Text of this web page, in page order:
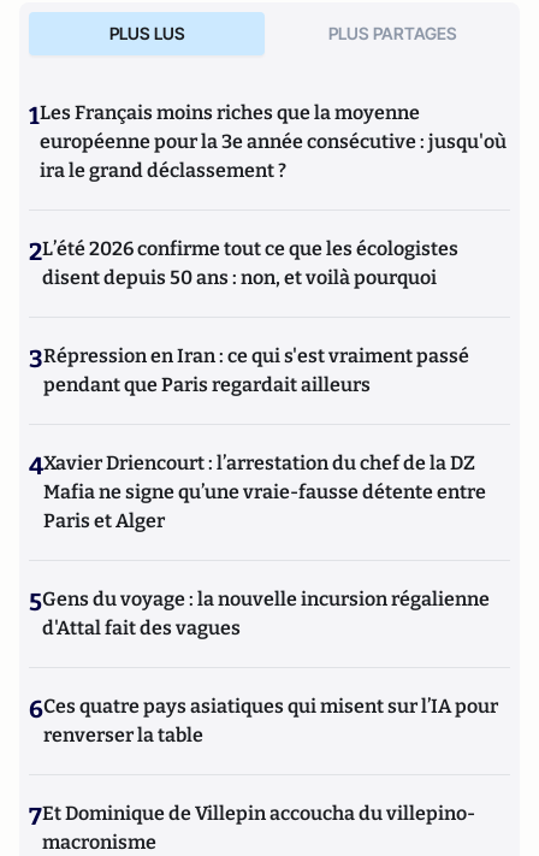
PLUS LUS PLUS PARTAGES
1Les Français moins riches que la moyenne
européenne pour la 3e année consécutive : jusqu'où
ira le grand déclassement ?
2L’été 2026 confirme tout ce que les écologistes
disent depuis 50 ans : non, et voilà pourquoi
3Répression en Iran : ce qui s'est vraiment passé
pendant que Paris regardait ailleurs
4Xavier Driencourt : l’arrestation du chef de la DZ
Mafia ne signe qu’une vraie-fausse détente entre
Paris et Alger
5Gens du voyage : la nouvelle incursion régalienne
d'Attal fait des vagues
6Ces quatre pays asiatiques qui misent sur l’IA pour
renverser la table
7Et Dominique de Villepin accoucha du villepino-
macronisme